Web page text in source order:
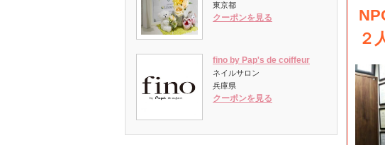
２
東京都
クーポンを見る
fino by Pap's de coiffeur
ネイルサロン
兵庫県
クーポンを見る